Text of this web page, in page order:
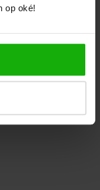
op oké!
en België